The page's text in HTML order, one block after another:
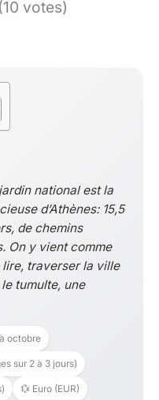
votes)
national est la
d’Athènes: 15,5
de chemins
On y vient comme
traverser la ville
tumulte, une
octobre
sur 2 à 3 jours)
💱 Euro (EUR)